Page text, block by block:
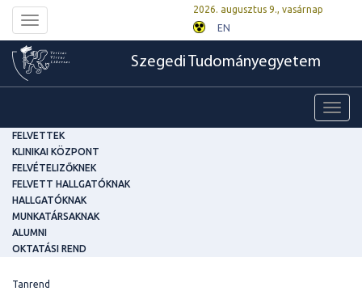
Toggle
navigation
2026. augusztus 9., vasárnap
EN
Szegedi Tudományegyetem
FELVETTEK
KLINIKAI KÖZPONT
FELVÉTELIZŐKNEK
FELVETT HALLGATÓKNAK
HALLGATÓKNAK
MUNKATÁRSAKNAK
ALUMNI
OKTATÁSI REND
Tanrend